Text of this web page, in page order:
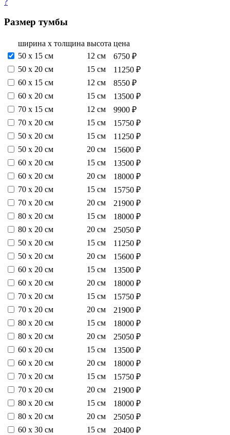
?
Размер тумбы
ширина х толщина высота цена
50 х 15 см
12 см
6750 ₽
50 х 20 см
15 см
11250 ₽
60 х 15 см
12 см
8550 ₽
60 х 20 см
15 см
13500 ₽
70 х 15 см
12 см
9900 ₽
70 х 20 см
15 см
15750 ₽
50 х 20 см
15 см
11250 ₽
50 х 20 см
20 см
15600 ₽
60 х 20 см
15 см
13500 ₽
60 х 20 см
20 см
18000 ₽
70 х 20 см
15 см
15750 ₽
70 х 20 см
20 см
21900 ₽
80 х 20 см
15 см
18000 ₽
80 х 20 см
20 см
25050 ₽
50 х 20 см
15 см
11250 ₽
50 х 20 см
20 см
15600 ₽
60 х 20 см
15 см
13500 ₽
60 х 20 см
20 см
18000 ₽
70 х 20 см
15 см
15750 ₽
70 х 20 см
20 см
21900 ₽
80 х 20 см
15 см
18000 ₽
80 х 20 см
20 см
25050 ₽
60 х 20 см
15 см
13500 ₽
60 х 20 см
20 см
18000 ₽
70 х 20 см
15 см
15750 ₽
70 х 20 см
20 см
21900 ₽
80 х 20 см
15 см
18000 ₽
80 х 20 см
20 см
25050 ₽
60 х 30 см
15 см
20400 ₽